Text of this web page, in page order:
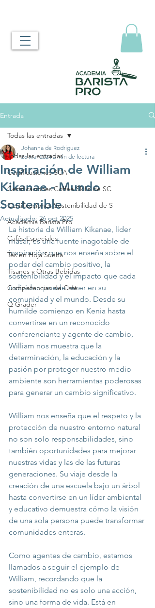
Entrada
Todas las entradas
Certificaciones SCA
Certificaciones Coffee Skills de SC
Certificaciones Sostenibilidad de S
Academia Barista Pro
Cafés Especiales
Tés en Hoja Suelta
Tisanes y Otras Bebidas
Competencias de Café
Q Grader
Todas las entradas
Inspiración de William
Kikanae - Mundo
Sostenible
Johanna de Rodriguez
25 mar 2024 2 min de lectura
Actualizado: 26 oct 2025
La historia de William Kikanae, líder
masái, es una fuente inagotable de
inspiración que nos enseña sobre el
poder del cambio positivo, la
sostenibilidad y el impacto que cada
individuo puede tener en su
comunidad y el mundo. Desde su
humilde comienzo en Kenia hasta
convertirse en un reconocido
conferenciante y agente de cambio,
William nos muestra que la
determinación, la educación y la
pasión por proteger nuestro medio
ambiente son herramientas poderosas
para generar un cambio significativo.
William nos enseña que el respeto y la
protección de nuestro entorno natural
no son solo responsabilidades, sino
también oportunidades para mejorar
nuestras vidas y las de las futuras
generaciones. Su viaje desde la
creación de una escuela bajo un árbol
hasta convertirse en un líder ambiental
y educativo demuestra cómo la visión
de una sola persona puede transformar
comunidades enteras.
Como agentes de cambio, estamos
llamados a seguir el ejemplo de
William, recordando que la
sostenibilidad no es solo una acción,
sino una forma de vida. Está en